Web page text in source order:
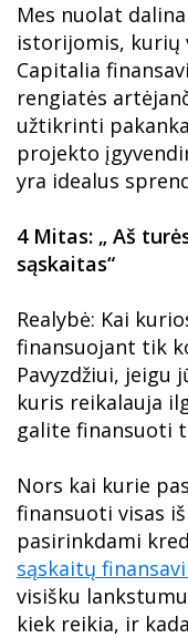
Mes nuolat
istorijomis, kurių
Capitalia
rengiatės
užtikrinti
projekto
yra idealus
4 Mitas: „ Aš
sąskaitas“
Realybė: Kai
finansuojant tik
Pavyzdžiui,
kuris reikalauja
galite finansuoti
Nors kai kurie
finansuoti visas
pasirinkdami
sąskaitų
visišku
kiek reikia, ir